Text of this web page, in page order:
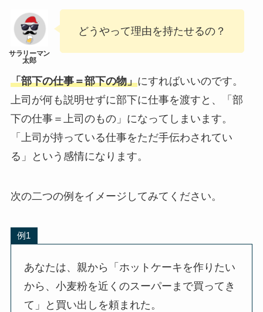
どうやって理由を持たせるの？
「部下の仕事＝部下の物」にすればいいのです。
上司が何も説明せずに部下に仕事を渡すと、「部
下の仕事＝上司のもの」になってしまいます。
「上司が持っている仕事をただ手伝わされてい
る」という感情になります。
次の二つの例をイメージしてみてください。
例1
あなたは、親から「ホットケーキを作りたい
から、小麦粉を近くのスーパーまで買ってき
て」と買い出しを頼まれた。